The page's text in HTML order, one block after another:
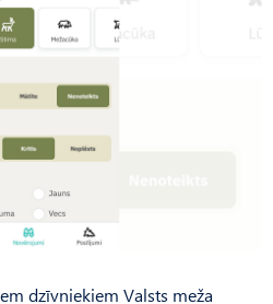
dzīvniekiem Valsts meža